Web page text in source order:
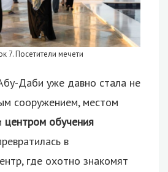
7. Посетители мечети
Даби уже давно стала не
сооружением, местом
центром обучения
в
где охотно знакомят